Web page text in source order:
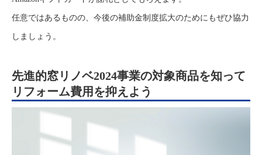
任意ではあるものの、今後の補助金制度拡大のためにもぜひ協力
しましょう。
先進的窓リノベ2024事業の対象商品を知って
リフォーム費用を抑えよう